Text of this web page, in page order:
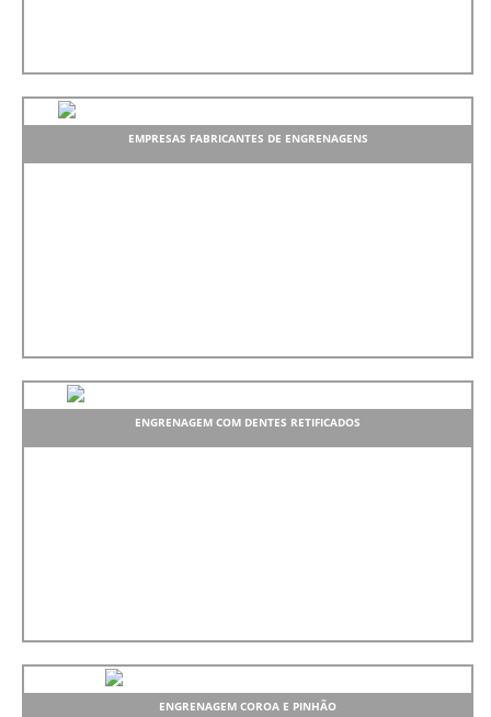
EMPRESAS FABRICANTES DE ENGRENAGENS
ENGRENAGEM COM DENTES RETIFICADOS
ENGRENAGEM COROA E PINHÃO